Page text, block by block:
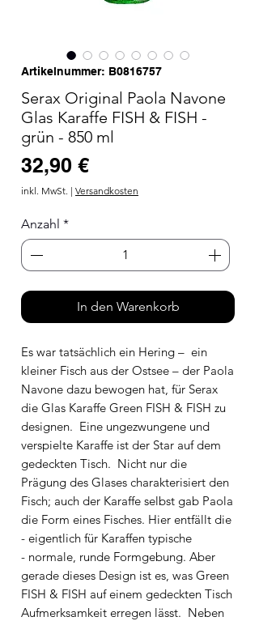
Artikelnummer: B0816757
Serax Original Paola Navone
Glas Karaffe FISH & FISH -
grün - 850 ml
32,90 €Preis
inkl. MwSt. | Versandkosten
Anzahl *
In den Warenkorb
Es war tatsächlich ein Hering – ein
kleiner Fisch aus der Ostsee – der Paola
Navone dazu bewogen hat, für Serax
die Glas Karaffe Green FISH & FISH zu
designen. Eine ungezwungene und
verspielte Karaffe ist der Star auf dem
gedeckten Tisch. Nicht nur die
Prägung des Glases charakterisiert den
Fisch; auch der Karaffe selbst gab Paola
die Form eines Fisches. Hier entfällt die
- eigentlich für Karaffen typische
- normale, runde Formgebung. Aber
gerade dieses Design ist es, was Green
FISH & FISH auf einem gedeckten Tisch
Aufmerksamkeit erregen lässt. Neben